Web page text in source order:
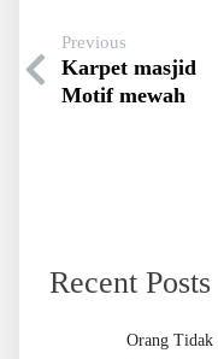
Previous
Karpet masjid
Motif mewah
Recent Posts
Orang